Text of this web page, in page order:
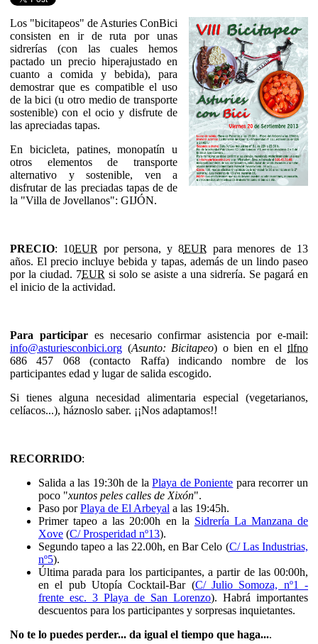
Los "bicitapeos" de Asturies ConBici
consisten en ir de ruta por unas
sidrerías (con las cuales hemos
pactado un precio hiperajustado en
cuanto a comida y bebida), para
demostrar que es compatible el uso
de la bici (u otro medio de transporte
sostenible) con el ocio y disfrute de
las apreciadas tapas.
En bicicleta, patines, monopatín u
otros elementos de transporte
alternativo y sostenible, ven a
disfrutar de las preciadas tapas de de
la "Villa de Jovellanos": GIJÓN.
PRECIO: 10EUR por persona, y 8EUR para menores de 13
años. El precio incluye bebida y tapas, además de un lindo paseo
por la ciudad. 7EUR si solo se asiste a una sidrería. Se pagará en
el inicio de la actividad.
Para participares necesario confirmar asistencia por e-mail:
info@asturiesconbici.org (Asunto: Bicitapeo) o bien en eltlfno
686 457 068 (contacto Raffa) indicando nombre de los
participantes edad y lugar de salida escogido.
Si tienes alguna necesidad alimentaria especial (vegetarianos,
celíacos...), háznoslo saber. ¡¡Nos adaptamos!!
RECORRIDO:
Salida a las 19:30h de laPlaya de Poniente para recorrer un
poco "xuntos peles calles de Xixón".
Paso porPlaya de El Arbeyal a las 19:45h.
Primer tapeo a las 20:00h en la Sidrería La Manzana de
Xove (C/ Prosperidad nº13).
Segundo tapeo a las 22.00h, en Bar Celo (C/ Las Industrias,
nº5).
Última parada para los participantes, a partir de las 00:00h,
en el pub Utopía Cocktail-Bar (C/ Julio Somoza, nº1 -
frente esc. 3 Playa de San Lorenzo). Habrá importantes
descuentos para los participantes y sorpresas inquietantes.
No te lo puedes perder... da igual el tiempo que haga....